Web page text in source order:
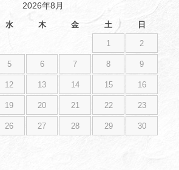
2026年8月
水 木 金 土 日
1 2
5 6 7 8 9
12 13 14 15 16
19 20 21 22 23
26 27 28 29 30